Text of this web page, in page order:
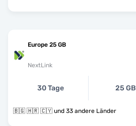
Europe 25 GB
NextLink
30 Tage 25 GB
🇧🇬 🇭🇷 🇨🇾 und 33 andere Länder